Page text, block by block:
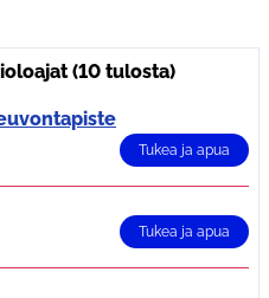
(10 tulosta)
Tukea ja apua
Tukea ja apua